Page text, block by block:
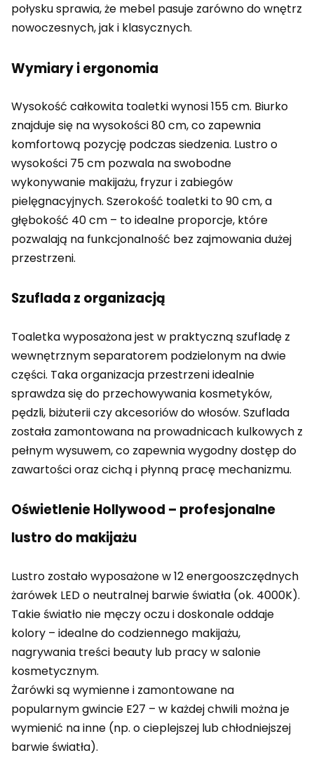
połysku sprawia, że mebel pasuje zarówno do wnętrz
nowoczesnych, jak i klasycznych.
Wymiary i ergonomia
Wysokość całkowita toaletki wynosi 155 cm. Biurko
znajduje się na wysokości 80 cm, co zapewnia
komfortową pozycję podczas siedzenia. Lustro o
wysokości 75 cm pozwala na swobodne
wykonywanie makijażu, fryzur i zabiegów
pielęgnacyjnych. Szerokość toaletki to 90 cm, a
głębokość 40 cm – to idealne proporcje, które
pozwalają na funkcjonalność bez zajmowania dużej
przestrzeni.
Szuflada z organizacją
Toaletka wyposażona jest w praktyczną szufladę z
wewnętrznym separatorem podzielonym na dwie
części. Taka organizacja przestrzeni idealnie
sprawdza się do przechowywania kosmetyków,
pędzli, biżuterii czy akcesoriów do włosów. Szuflada
została zamontowana na prowadnicach kulkowych z
pełnym wysuwem, co zapewnia wygodny dostęp do
zawartości oraz cichą i płynną pracę mechanizmu.
Oświetlenie Hollywood – profesjonalne
lustro do makijażu
Lustro zostało wyposażone w 12 energooszczędnych
żarówek LED o neutralnej barwie światła (ok. 4000K).
Takie światło nie męczy oczu i doskonale oddaje
kolory – idealne do codziennego makijażu,
nagrywania treści beauty lub pracy w salonie
kosmetycznym.
Żarówki są wymienne i zamontowane na
popularnym gwincie E27 – w każdej chwili można je
wymienić na inne (np. o cieplejszej lub chłodniejszej
barwie światła).